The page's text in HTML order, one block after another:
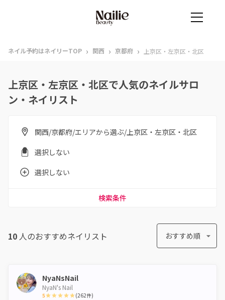
ネイル予約はネイリーTOP › 関西 › 京都府 › 上京区・左京区・北区
上京区・左京区・北区で人気のネイルサロ
ン・ネイリスト
関西/京都府/エリアから選ぶ/上京区・左京区・北区
選択しない
選択しない
検索条件
10 人のおすすめネイリスト おすすめ順
NyaNsNail
NyaN's Nail
5 (262件)